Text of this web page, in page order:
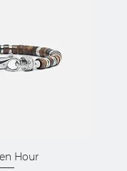
rapide
Hour